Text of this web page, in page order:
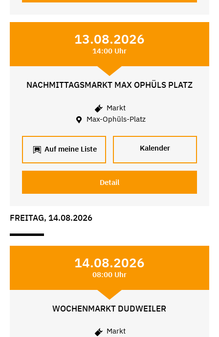
13.08.2026
14:00 Uhr
NACHMITTAGSMARKT MAX OPHÜLS PLATZ
Markt
Max-Ophüls-Platz
Auf meine Liste Kalender
Detail
FREITAG, 14.08.2026
14.08.2026
08:00 Uhr
WOCHENMARKT DUDWEILER
Markt